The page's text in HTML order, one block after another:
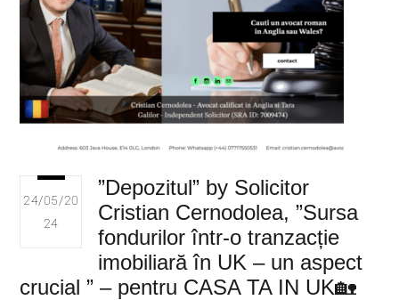
24/05/20
24
”Depozitul” by Solicitor
Cristian Cernodolea, ”Sursa
fondurilor într-o tranzacție
imobiliară în UK – un aspect
crucial ” – pentru CASA TA IN UK🏡